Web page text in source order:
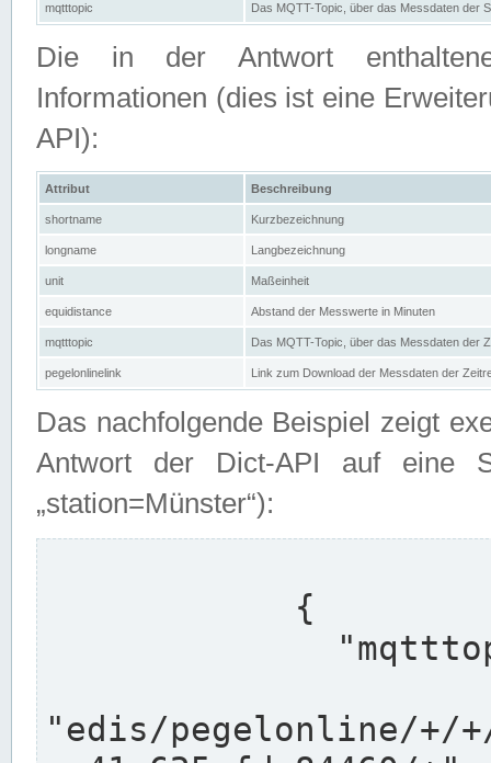
mqtttopic Das MQTT-Topic, über das Messdaten der
Die in der Antwort
Informationen (dies ist eine
API):
Attribut Beschreibung
shortname Kurzbezeichnung
longname Langbezeichnung
unit Maßeinheit
equidistance Abstand der Messwerte in Minuten
mqtttopic Das MQTT-Topic, über das Messdaten der
pegelonlinelink Link zum Download der Messdaten der
Das nachfolgende Beispiel zeigt
Antwort der Dict-API auf eine
„station=Münster“):
"edis/pegelonline/+/